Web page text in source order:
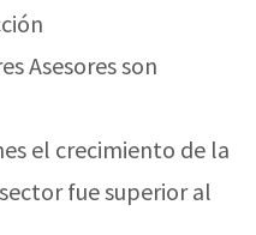
Asesores son
el crecimiento de la
fue superior al